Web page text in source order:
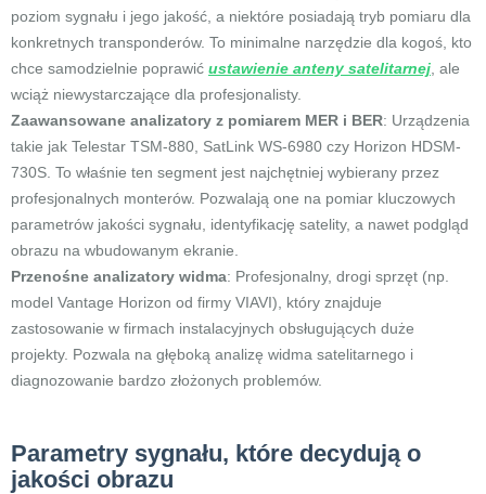
poziom sygnału i jego jakość, a niektóre posiadają tryb pomiaru dla
konkretnych transponderów. To minimalne narzędzie dla kogoś, kto
chce samodzielnie poprawić ustawienie anteny satelitarnej , ale
wciąż niewystarczające dla profesjonalisty.
Zaawansowane analizatory z pomiarem MER i BER: Urządzenia
takie jak Telestar TSM-880, SatLink WS-6980 czy Horizon HDSM-
730S. To właśnie ten segment jest najchętniej wybierany przez
profesjonalnych monterów. Pozwalają one na pomiar kluczowych
parametrów jakości sygnału, identyfikację satelity, a nawet podgląd
obrazu na wbudowanym ekranie.
Przenośne analizatory widma: Profesjonalny, drogi sprzęt (np.
model Vantage Horizon od firmy VIAVI), który znajduje
zastosowanie w firmach instalacyjnych obsługujących duże
projekty. Pozwala na głęboką analizę widma satelitarnego i
diagnozowanie bardzo złożonych problemów.
Parametry sygnału, które decydują o
jakości obrazu